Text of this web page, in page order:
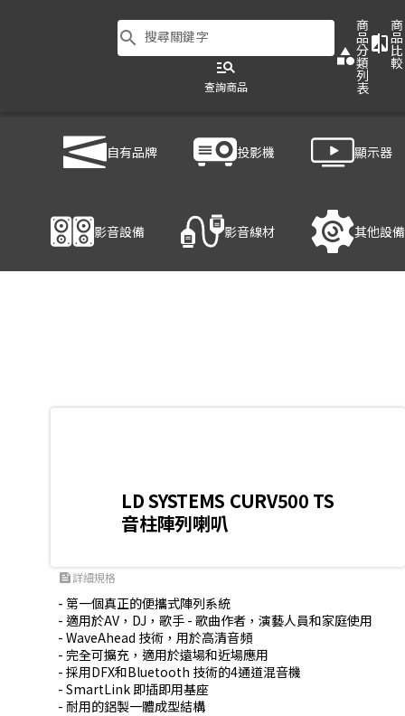
search 搜尋關鍵字
manage_search
查詢商品
category
商
品
分
類
列
表
compare
商
品
比
較
自有品牌 投影機 顯示器
影音設備 影音線材 其他設備
產品細節
LD SYSTEMS CURV500 TS
音柱陣列喇叭
feed詳細規格
- 第一個真正的便攜式陣列系統
- 適用於AV，DJ，歌手 - 歌曲作者，演藝人員和家庭使用
- WaveAhead 技術，用於高清音頻
- 完全可擴充，適用於遠場和近場應用
- 採用DFX和Bluetooth 技術的4通道混音機
- SmartLink 即插即用基座
- 耐用的鋁製一體成型結構